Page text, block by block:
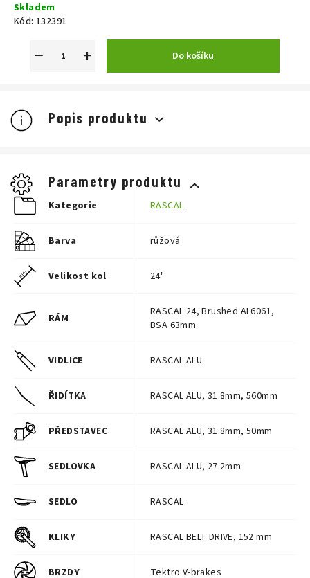
cena:
Skladem
Kód: 132391
+
− Do košíku
Popis produktu
Parametry produktu
Kategorie RASCAL
Barva růžová
Velikost kol 24"
RÁM
RASCAL 24, Brushed AL6061,
BSA 63mm
VIDLICE RASCAL ALU
ŘIDÍTKA RASCAL ALU, 31.8mm, 560mm
PŘEDSTAVEC RASCAL ALU, 31.8mm, 50mm
SEDLOVKA RASCAL ALU, 27.2mm
SEDLO RASCAL
KLIKY RASCAL BELT DRIVE, 152 mm
BRZDY Tektro V-brakes